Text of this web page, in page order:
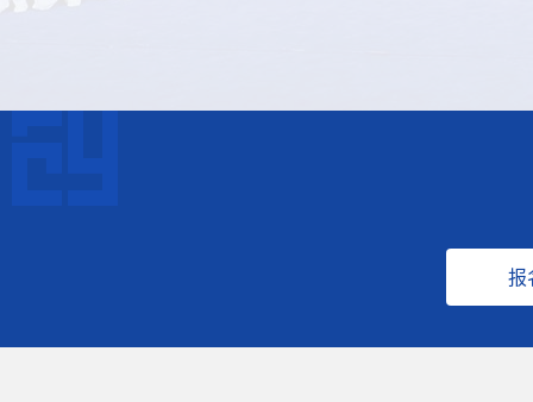
报